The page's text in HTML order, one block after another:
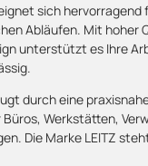
sich
Abläufen. Mit hoher
unterstützt es Ihre
durch eine
Werkstätten,
Die Marke LEITZ